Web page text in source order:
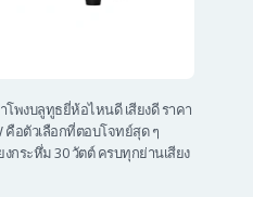
โพงบลูทูธยี่ห้อไหนดี เสียงดี ราคา
คือตัวเลือกที่ตอบโจทย์สุด ๆ
กระหึ่ม 30 วัตต์ ครบทุกย่านเสียง